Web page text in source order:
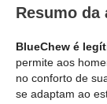
Resumo da
BlueChew é
permite aos
no conforto de
se adaptam ao